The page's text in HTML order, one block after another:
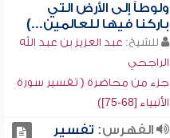
ولوطاً إلى الأرض التي
باركنا فيها للعالمين...)
للشيخ: عبد العزيز بن عبد الله
الراجحي
جزء من محاضرة ( تفسير سورة
الأنبياء [68-75])
الفهرس: تفسير